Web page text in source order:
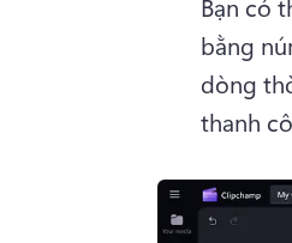
Bạn có
bằng
dòng
thanh